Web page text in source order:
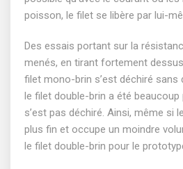
poisson, le filet se libère par lui-
Des essais portant sur la
menés, en tirant fortement
filet mono-brin s’est déchiré sans
le filet double-brin a été
s’est pas déchiré. Ainsi, même si
plus fin et occupe un moindre
le filet double-brin pour le